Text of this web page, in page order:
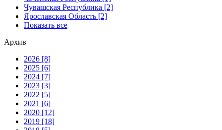
Чувашская Республика [2]
Ярославская Область [2]
Показать все
Архив
2026 [8]
2025 [6]
2024 [7]
2023 [3]
2022 [5]
2021 [6]
2020 [12]
2019 [18]